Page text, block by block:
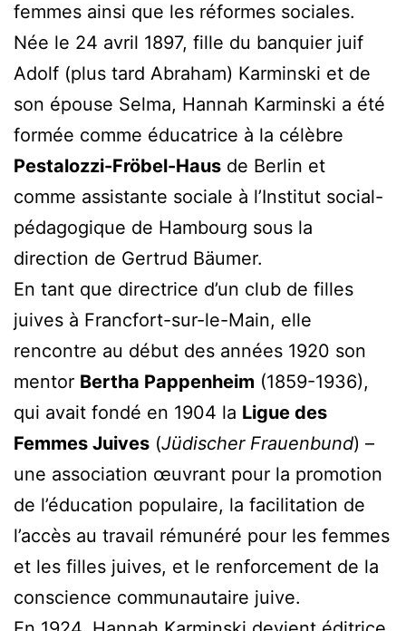
femmes ainsi que les réformes sociales.
Née le 24 avril 1897, fille du banquier juif
Adolf (plus tard Abraham) Karminski et de
son épouse Selma, Hannah Karminski a été
formée comme éducatrice à la célèbre
Pestalozzi-Fröbel-Haus de Berlin et
comme assistante sociale à l’Institut social-
pédagogique de Hambourg sous la
direction de Gertrud Bäumer.
En tant que directrice d’un club de filles
juives à Francfort-sur-le-Main, elle
rencontre au début des années 1920 son
mentor Bertha Pappenheim (1859-1936),
qui avait fondé en 1904 la Ligue des
Femmes Juives (Jüdischer Frauenbund) –
une association œuvrant pour la promotion
de l’éducation populaire, la facilitation de
l’accès au travail rémunéré pour les femmes
et les filles juives, et le renforcement de la
conscience communautaire juive.